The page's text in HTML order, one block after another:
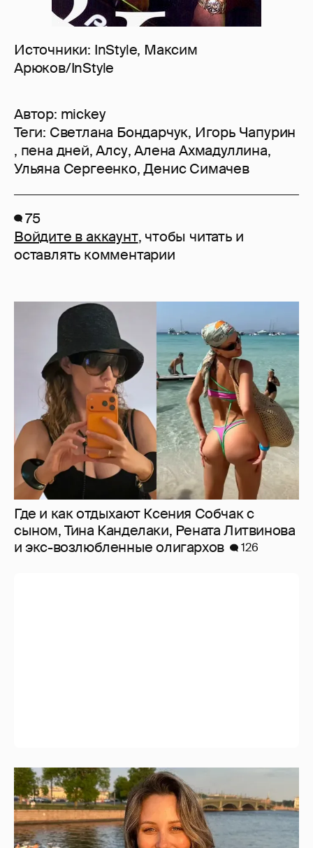
Источники: InStyle, Максим
Арюков/InStyle
Автор: mickey
Теги: Светлана Бондарчук, Игорь Чапурин
, пена дней,Алсу,Алена Ахмадуллина,
Ульяна Сергеенко,Денис Симачев
75
Войдите в аккаунт, чтобы читать и
оставлять комментарии
Где и как отдыхают Ксения Собчак с
сыном, Тина Канделаки, Рената Литвинова
и экс-возлюбленные олигархов
126
Елизавета Туктамышева заявила, что
полиция бездействует в ответ на её
жалобы на сталкера
35